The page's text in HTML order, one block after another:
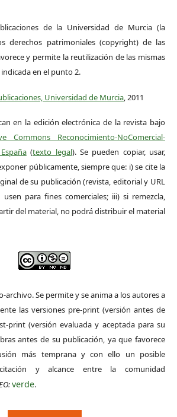
de la Universidad de Murcia (la
derechos patrimoniales (copyright) de las
y permite la reutilización de las mismas
en el punto 2.
Universidad de Murcia, 2011
en la edición electrónica de la revista bajo
Commons Reconocimiento-NoComercial-
(texto legal). Se pueden copiar, usar,
públicamente, siempre que: i) se cite la
de su publicación (revista, editorial y URL
para fines comerciales; iii) si remezcla,
del material, no podrá distribuir el material
archivo. Se permite y se anima a los autores a
las versiones pre-print (versión antes de
print (versión evaluada y aceptada para su
antes de su publicación, ya que favorece
más temprana y con ello un posible
y alcance entre la comunidad
verde.